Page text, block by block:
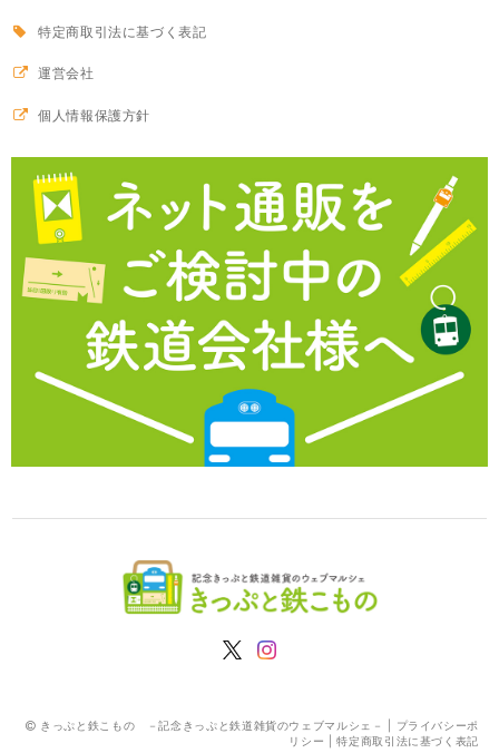
特定商取引法に基づく表記
運営会社
個人情報保護方針
きっぷと鉄こもの －記念きっぷと鉄道雑貨のウェブマルシェ－ |
プライバシーポ
リシー
|特定商取引法に基づく表記